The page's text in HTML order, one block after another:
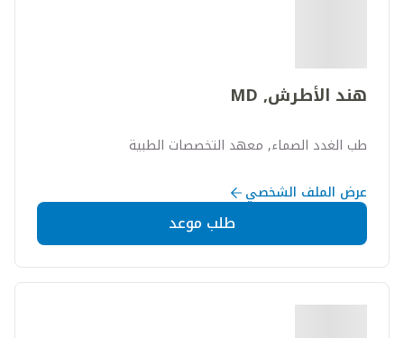
هند الأطرش, MD
طب الغدد الصماء, معهد التخصصات الطبية
عرض الملف الشخصي
طلب موعد